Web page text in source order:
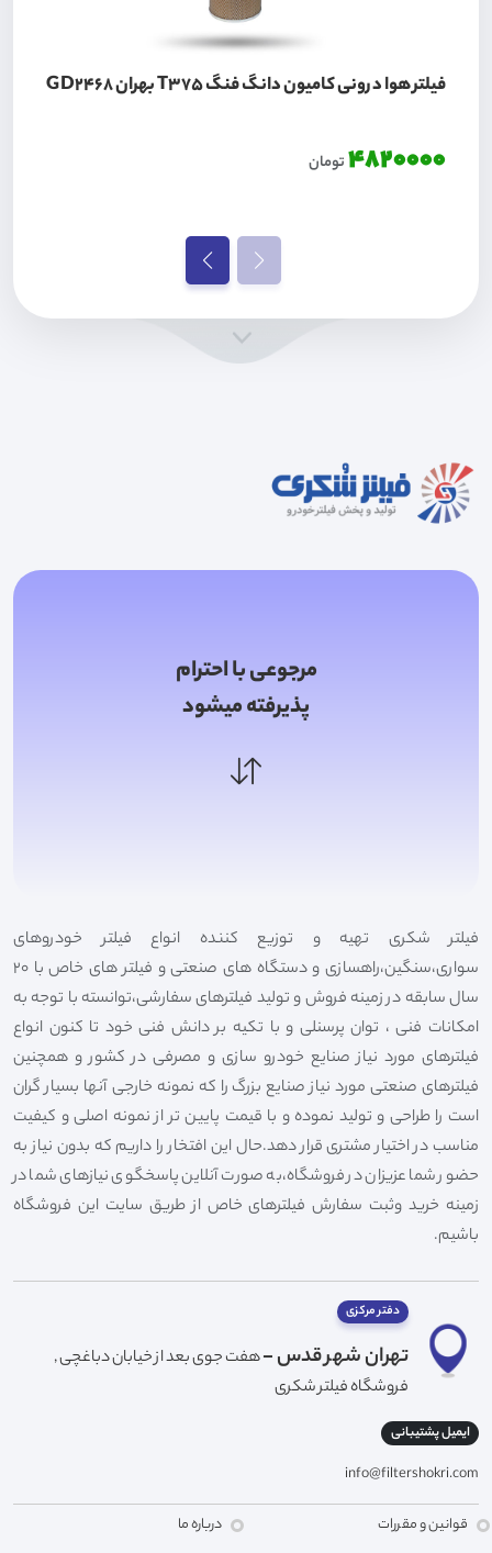
فیلتر هوا درونی کامیون دانگ فنگ T375 بهران GD2468
4820000تومان
مرجوعی با احترام
پذیرفته میشود
فیلتر شکری تهیه و توزیع کننده انواع فیلتر خودروهای
سواری،سنگین،راهسازی و دستگاه های صنعتی و فیلتر های خاص با 20
سال سابقه در زمینه فروش و تولید فیلترهای سفارشی،توانسته با توجه به
امکانات فنی ، توان پرسنلی و با تکیه بر دانش فنی خود تا کنون انواع
فیلترهای مورد نیاز صنایع خودرو سازی و مصرفی در کشور و همچنین
فیلترهای صنعتی مورد نیاز صنایع بزرگ را که نمونه خارجی آنها بسیار گران
است را طراحی و تولید نموده و با قیمت پایین تر از نمونه اصلی و کیفیت
مناسب در اختیار مشتری قرار دهد.حال این افتخار را داریم که بدون نیاز به
حضور شما عزیزان در فروشگاه،به صورت آنلاین پاسخگوی نیازهای شما در
زمینه خرید وثبت سفارش فیلترهای خاص از طریق سایت این فروشگاه
باشیم.
دفتر مرکزی
تهران شهر قدس -هفت جوی بعد از خیابان دباغچی ,
فروشگاه فیلتر شکری
ایمیل پشتیبانی
info@filtershokri.com
قوانین و مقررات
درباره ما